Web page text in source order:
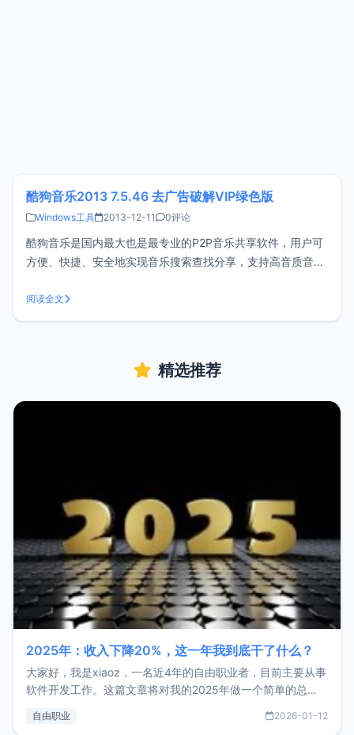
酷狗音乐2013 7.5.46 去广告破解VIP绿色版
Windows工具 2013-12-11 0评论
酷狗音乐是国内最大也是最专业的P2P音乐共享软件，用户可
方便、快捷、安全地实现音乐搜索查找分享，支持高音质音乐
zd423修改分享，不带广告、弹窗干扰 ，普通用户登陆为VIP
会员，可以享受VIP加速试听下载，不登陆就可以试听下载无
阅读全文
精选推荐
2025年：收入下降20%，这一年我到底干了什么？
大家好，我是xiaoz，一名近4年的自由职业者，目前主要从事
软件开发工作。这篇文章将对我的2025年做一个简单的总
收入下降20%，但却过得很充实，2026年不求突破，但求保
自由职业 2026-01-12